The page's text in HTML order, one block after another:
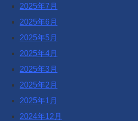
2025年7月
2025年6月
2025年5月
2025年4月
2025年3月
2025年2月
2025年1月
2024年12月